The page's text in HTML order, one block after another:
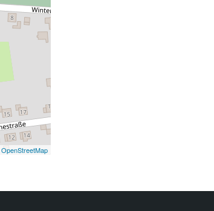
OpenStreetMap